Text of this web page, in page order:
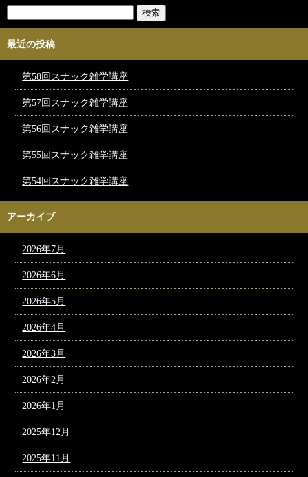
最近の投稿
第58回スナック雑学講座
第57回スナック雑学講座
第56回スナック雑学講座
第55回スナック雑学講座
第54回スナック雑学講座
アーカイブ
2026年7月
2026年6月
2026年5月
2026年4月
2026年3月
2026年2月
2026年1月
2025年12月
2025年11月